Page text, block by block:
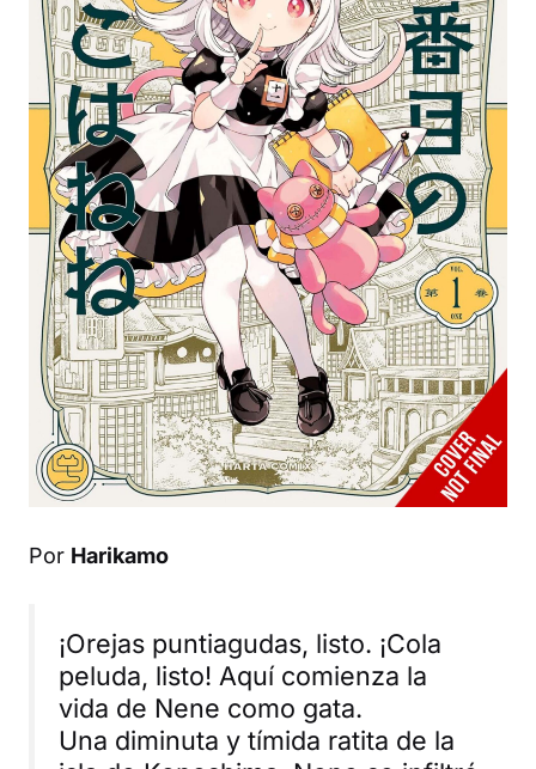
Por Harikamo
¡Orejas puntiagudas, listo. ¡Cola
peluda, listo! Aquí comienza la
vida de Nene como gata.
Una diminuta y tímida ratita de la